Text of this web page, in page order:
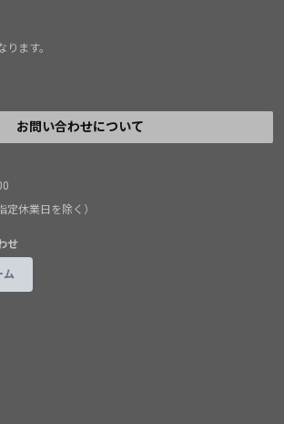
ます。
お問い合わせについて
定休業日を除く）
せ
ム